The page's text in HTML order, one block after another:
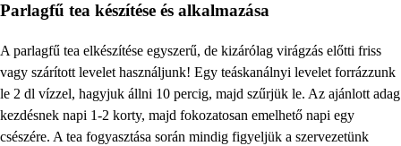
Parlagfű tea készítése és alkalmazása
A parlagfű tea elkészítése egyszerű, de kizárólag virágzás előtti friss
vagy szárított levelet használjunk! Egy teáskanálnyi levelet forrázzunk
le 2 dl vízzel, hagyjuk állni 10 percig, majd szűrjük le. Az ajánlott adag
kezdésnek napi 1-2 korty, majd fokozatosan emelhető napi egy
csészére. A tea fogyasztása során mindig figyeljük a szervezetünk